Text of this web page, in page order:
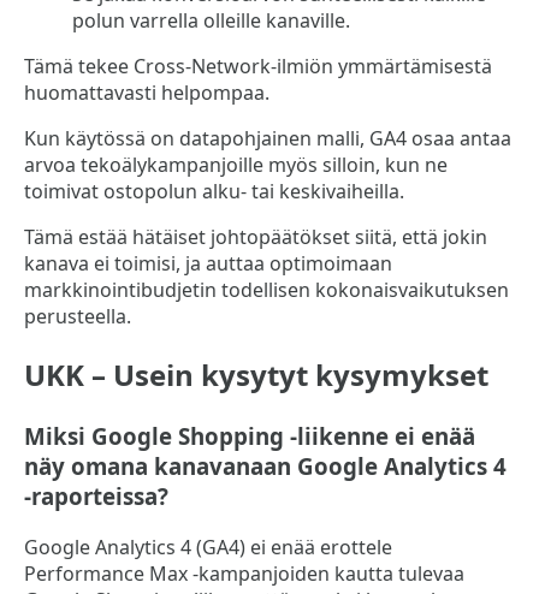
polun varrella olleille kanaville.
Tämä tekee Cross-Network-ilmiön ymmärtämisestä
huomattavasti helpompaa.
Kun käytössä on datapohjainen malli, GA4 osaa antaa
arvoa tekoälykampanjoille myös silloin, kun ne
toimivat ostopolun alku- tai keskivaiheilla.
Tämä estää hätäiset johtopäätökset siitä, että jokin
kanava ei toimisi, ja auttaa optimoimaan
markkinointibudjetin todellisen kokonaisvaikutuksen
perusteella.
UKK – Usein kysytyt kysymykset
Miksi Google Shopping -liikenne ei enää
näy omana kanavanaan Google Analytics 4
-raporteissa?
Google Analytics 4 (GA4) ei enää erottele
Performance Max -kampanjoiden kautta tulevaa